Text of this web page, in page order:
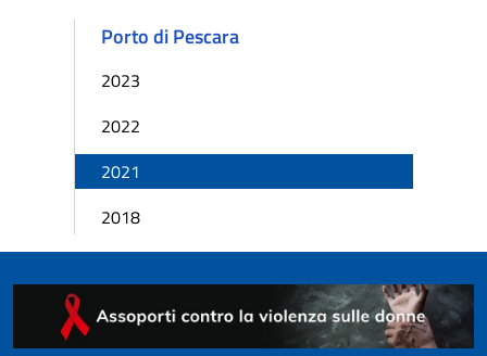
Porto di Pescara
2023
2022
2021
2018